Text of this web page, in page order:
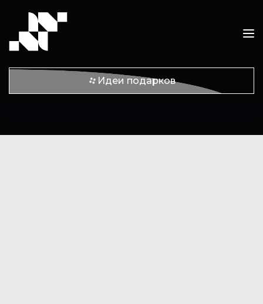
Идеи подарков